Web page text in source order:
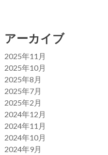
アーカイブ
2025年11月
2025年10月
2025年8月
2025年7月
2025年2月
2024年12月
2024年11月
2024年10月
2024年9月